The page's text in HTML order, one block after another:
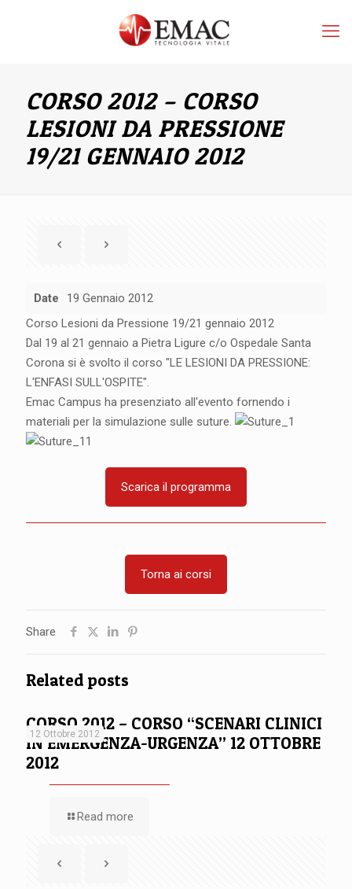
CORSO 2012 – CORSO
LESIONI DA PRESSIONE
19/21 GENNAIO 2012
Date
19 Gennaio 2012
Corso Lesioni da Pressione 19/21 gennaio 2012
Dal 19 al 21 gennaio a Pietra Ligure c/o Ospedale Santa
Corona si è svolto il corso "LE LESIONI DA PRESSIONE:
L'ENFASI SULL'OSPITE".
Emac Campus ha presenziato all'evento fornendo i
materiali per la simulazione sulle suture.
Scarica il programma
Torna ai corsi
Share
Related posts
12 Ottobre 2012
CORSO 2012 – CORSO “SCENARI CLINICI
IN EMERGENZA-URGENZA” 12 OTTOBRE
2012
Read more